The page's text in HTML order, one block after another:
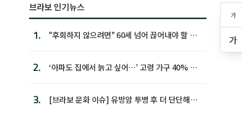
가
가
브라보 인기뉴스
1.
"후회하지 않으려면" 60세 넘어 끊어내야 할 사
2.
‘아파도 집에서 늙고 싶어…’ 고령 가구 40% 노
3.
[브라보 문화 이슈] 유방암 투병 후 더 단단해진